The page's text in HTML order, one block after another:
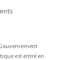
est entré en